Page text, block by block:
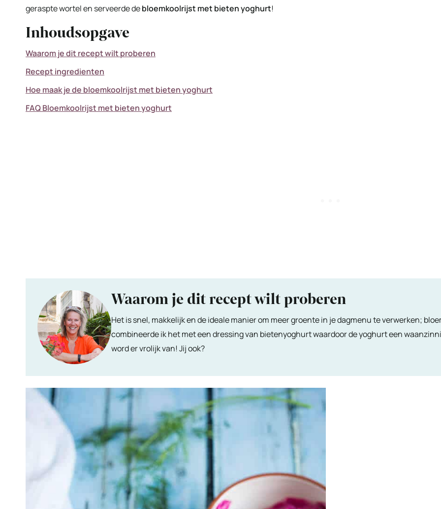
geraspte wortel en serveerde debloemkoolrijst met bieten yoghurt!
Inhoudsopgave
Waarom je dit recept wilt proberen
Recept ingredienten
Hoe maak je de bloemkoolrijst met bieten yoghurt
FAQ Bloemkoolrijst met bieten yoghurt
Waarom je dit recept wilt proberen
Het is snel, makkelijk en de ideale manier om meer groente in je dagmenu te verwerken;
combineerde ik het met een dressing van bietenyoghurt waardoor de yoghurt een
word er vrolijk van! Jij ook?